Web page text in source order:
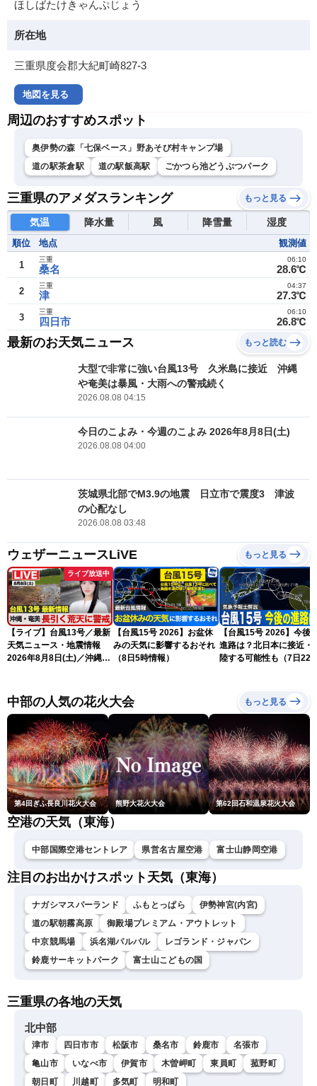
ほしばたけきゃんぷじょう
所在地
三重県度会郡大紀町崎827-3
地図を見る
周辺のおすすめスポット
奥伊勢の森「七保ベース」野あそび村キャンプ場
道の駅茶倉駅
道の駅飯高駅 ごかつら池どうぶつパーク
三重県のアメダスランキング もっと見る
気温 降水量 風 降雪量 湿度
順位 地点 観測値
1 桑名
三重
28.6℃
06:10
2 津
三重
27.3℃
04:37
3 四日市
三重
26.8℃
06:10
最新のお天気ニュース もっと読む
大型で非常に強い台風13号 久米島に接近 沖縄
や奄美は暴風・大雨への警戒続く
2026.08.08 04:15
今日のこよみ・今週のこよみ 2026年8月8日(土)
2026.08.08 04:00
茨城県北部でM3.9の地震 日立市で震度3 津波
の心配なし
2026.08.08 03:48
ウェザーニュースLiVE もっと見る
ライブ放送中
【ライブ】台風13号／最新
天気ニュース・地震情報
2026年8月8日(土)／沖縄・
〈ウェザーニュースLiVEモ
ーニング・松本真央／山口
剛央〉
【台風15号 2026】お盆休
みの天気に影響するおそれ
（8日5時情報）
【台風15号 2026】今後
進路は？北日本に接近・
陸する可能性も（7日22
中部の人気の花火大会 もっと見る
第4回ぎふ長良川花火大会 熊野大花火大会 第62回石和温泉花火大会
空港の天気（東海）
中部国際空港セントレア 県営名古屋空港 富士山静岡空港
注目のお出かけスポット天気（東海）
ナガシマスパーランド ふもとっぱら
伊勢神宮(内宮)
道の駅朝霧高原
御殿場プレミアム・アウトレット
中京競馬場
浜名湖パルパル
レゴランド・ジャパン
鈴鹿サーキットパーク
富士山こどもの国
三重県の各地の天気
北中部
津市 四日市市 松阪市 桑名市 鈴鹿市
名張市
亀山市
いなべ市 伊賀市 木曽岬町 東員町
菰野町
朝日町
川越町 多気町 明和町